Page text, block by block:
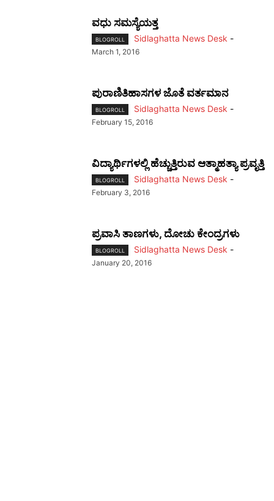
ವಧು ಸಮಸ್ಯೆಯತ್ತ
BLOGROLL Sidlaghatta News Desk -
March 1, 2016
ಪುರಾಣಿತಿಹಾಸಗಳ ಜೊತೆ ವರ್ತಮಾನ
BLOGROLL Sidlaghatta News Desk -
February 15, 2016
ವಿದ್ಯಾರ್ಥಿಗಳಲ್ಲಿ ಹೆಚ್ಚುತ್ತಿರುವ ಆತ್ಮಾಹತ್ಯಾ ಪ್ರವೃತ್ತಿ
BLOGROLL Sidlaghatta News Desk -
February 3, 2016
ಪ್ರವಾಸಿ ತಾಣಗಳು, ದೋಚು ಕೇಂದ್ರಗಳು
BLOGROLL Sidlaghatta News Desk -
January 20, 2016